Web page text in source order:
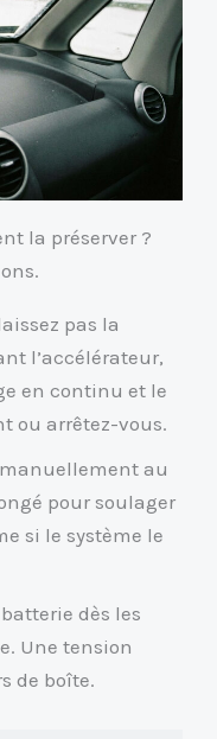
la préserver ?
pas la
l’accélérateur,
en continu et le
ou arrêtez-vous.
manuellement au
pour soulager
si le système le
dès les
Une tension
de boîte.